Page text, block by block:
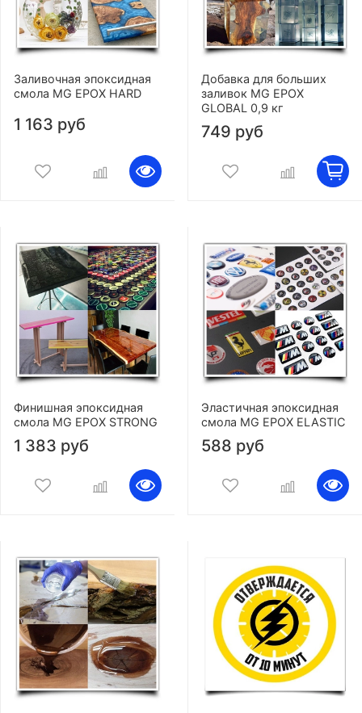
Заливочная эпоксидная
смола MG EPOX HARD
1 163 руб
Добавка для больших
заливок MG EPOX
GLOBAL 0,9 кг
749 руб
Финишная эпоксидная
смола MG EPOX STRONG
1 383 руб
Эластичная эпоксидная
смола MG EPOX ELASTIC
588 руб